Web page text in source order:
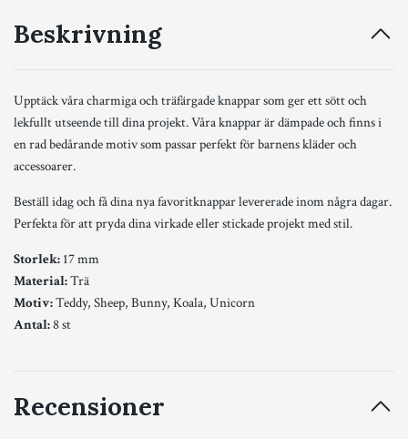
Beskrivning
Upptäck våra charmiga och träfärgade knappar som ger ett sött och
lekfullt utseende till dina projekt. Våra knappar är dämpade och finns i
en rad bedårande motiv som passar perfekt för barnens kläder och
accessoarer.
Beställ idag och få dina nya favoritknappar levererade inom några dagar.
Perfekta för att pryda dina virkade eller stickade projekt med stil.
Storlek: 17 mm
Material:Trä
Motiv:Teddy, Sheep, Bunny, Koala, Unicorn
Antal:8 st
Recensioner